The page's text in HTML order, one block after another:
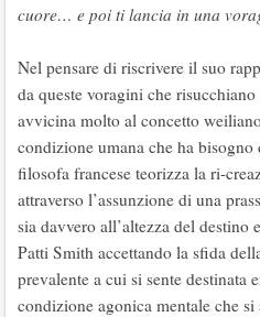
cuore… e poi ti lancia in una
Nel pensare di riscrivere il suo
da queste voragini che
avvicina molto al concetto
condizione umana che ha
filosofa francese teorizza la ri-
attraverso l’assunzione di una
sia davvero all’altezza del destino
Patti Smith accettando la sfida
prevalente a cui si sente destinata
condizione agonica mentale che